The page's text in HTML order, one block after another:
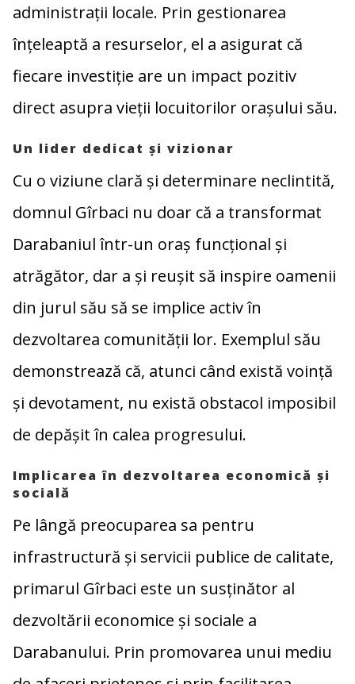
administrații locale. Prin gestionarea
înțeleaptă a resurselor, el a asigurat că
fiecare investiție are un impact pozitiv
direct asupra vieții locuitorilor orașului său.
Un lider dedicat și vizionar
Cu o viziune clară și determinare neclintită,
domnul Gîrbaci nu doar că a transformat
Darabaniul într-un oraș funcțional și
atrăgător, dar a și reușit să inspire oamenii
din jurul său să se implice activ în
dezvoltarea comunității lor. Exemplul său
demonstrează că, atunci când există voință
și devotament, nu există obstacol imposibil
de depășit în calea progresului.
Implicarea în dezvoltarea economică și
socială
Pe lângă preocuparea sa pentru
infrastructură și servicii publice de calitate,
primarul Gîrbaci este un susținător al
dezvoltării economice și sociale a
Darabanului. Prin promovarea unui mediu